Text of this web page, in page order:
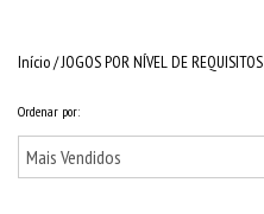
Início/JOGOS POR NÍVEL DE REQUISITOS
Ordenar por: